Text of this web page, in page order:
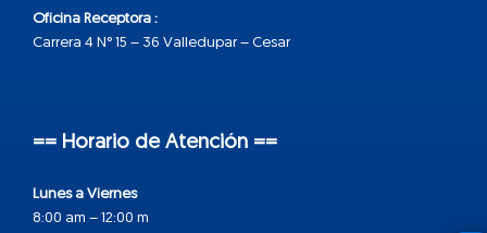
Oficina Receptora :
Carrera 4 N° 15 – 36 Valledupar – Cesar
== Horario de Atención ==
Lunes a Viernes
8:00 am – 12:00 m